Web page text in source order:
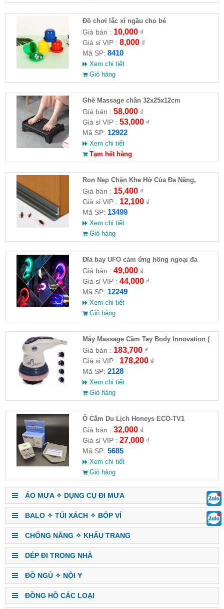
Đồ chơi lắc xí ngầu cho bé
Giá bán : 10,000₫
Giá sỉ VIP : 8,000₫
Mã SP: 8410
Xem chi tiết
Giỏ hàng
Ghế Massage chân 32x25x12cm
Giá bán : 58,000₫
Giá sỉ VIP : 53,000₫
Mã SP: 12922
Xem chi tiết
Tạm hết hàng
Ron Nẹp Chặn Khe Hở Của Đa Năng,
Chống Côn Trùng( HĐ )
Giá bán : 15,400₫
Giá sỉ VIP : 12,100₫
Mã SP: 13499
Xem chi tiết
Giỏ hàng
Đĩa bay UFO cảm ứng hồng ngoại đa
chiều tự động bay về
Giá bán : 49,000₫
Giá sỉ VIP : 44,000₫
Mã SP: 12249
Xem chi tiết
Giỏ hàng
Máy Massage Cầm Tay Body Innovation (
HĐ )
Giá bán : 183,700₫
Giá sỉ VIP : 178,200₫
Mã SP: 2128
Xem chi tiết
Giỏ hàng
Ổ Cắm Du Lịch Honeys ECO-TV1
Giá bán : 32,000₫
Giá sỉ VIP : 27,000₫
Mã SP: 5685
Xem chi tiết
Giỏ hàng
ÁO MƯA ✧ DỤNG CỤ ĐI MƯA
BALO ✧ TÚI XÁCH ✧ BÓP VÍ
CHỐNG NẮNG ✧ KHẨU TRANG
DÉP ĐI TRONG NHÀ
ĐỒ NGỦ ✧ NỘI Y
ĐỒNG HỒ CÁC LOẠI